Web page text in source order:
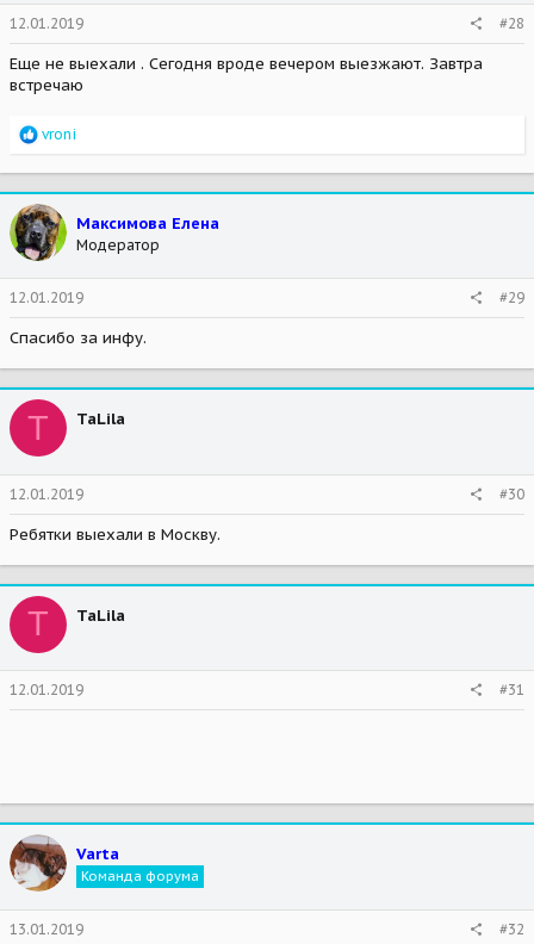
12.01.2019 #28
Еще не выехали . Сегодня вроде вечером выезжают. Завтра
встречаю
R
a
c
t
i
o
n
s
:
vroni
Максимова Елена
Модератор
12.01.2019 #29
Спасибо за инфу.
T TaLila
12.01.2019 #30
Ребятки выехали в Москву.
T TaLila
12.01.2019 #31
Varta
Команда форума
13.01.2019 #32